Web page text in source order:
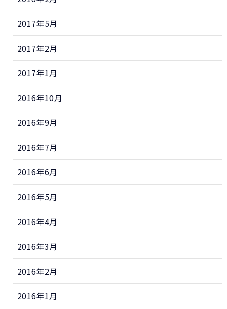
2017年5月
2017年2月
2017年1月
2016年10月
2016年9月
2016年7月
2016年6月
2016年5月
2016年4月
2016年3月
2016年2月
2016年1月